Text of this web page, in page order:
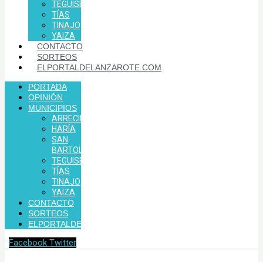
TEGUISE
TÍAS
TINAJO
YAIZA
CONTACTO
SORTEOS
ELPORTALDELANZAROTE.COM
PORTADA
OPINIÓN
MUNICIPIOS
ARRECIFE
HARÍA
SAN
BARTOLOMÉ
TEGUISE
TÍAS
TINAJO
YAIZA
CONTACTO
SORTEOS
ELPORTALDELANZAROTE.COM
Facebook Twitter